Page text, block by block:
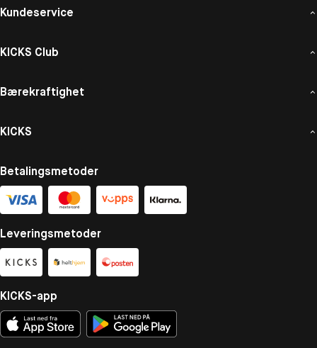
Kundeservice
KICKS Club
Bærekraftighet
KICKS
Betalingsmetoder
Leveringsmetoder
KICKS-app